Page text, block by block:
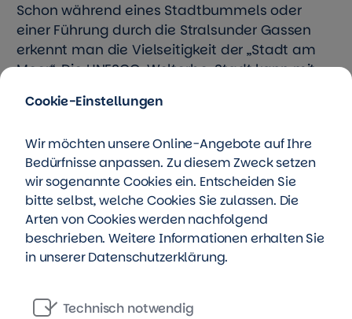
Schon während eines Stadtbummels oder
einer Führung durch die Stralsunder Gassen
erkennt man die Vielseitigkeit der „Stadt am
Meer“. Die UNESCO-Welterbe-Stadt kann mit
alles zu Fuß oder mit dem Fahrrad erreichbar
ist.
Cookie-Einstellungen
Wir möchten unsere Online-Angebote auf Ihre
Bedürfnisse anpassen. Zu diesem Zweck setzen
wir sogenannte Cookies ein. Entscheiden Sie
bitte selbst, welche Cookies Sie zulassen. Die
Arten von Cookies werden nachfolgend
beschrieben. Weitere Informationen erhalten Sie
in unsererDatenschutzerklärung.
Technisch notwendig